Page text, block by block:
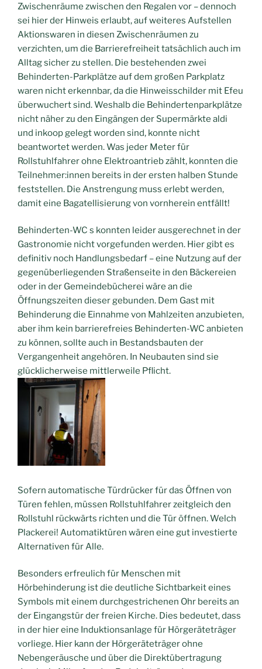
Zwischenräume zwischen den Regalen vor – dennoch
sei hier der Hinweis erlaubt, auf weiteres Aufstellen
Aktionswaren in diesen Zwischenräumen zu
verzichten, um die Barrierefreiheit tatsächlich auch im
Alltag sicher zu stellen. Die bestehenden zwei
Behinderten-Parkplätze auf dem großen Parkplatz
waren nicht erkennbar, da die Hinweisschilder mit Efeu
überwuchert sind. Weshalb die Behindertenparkplätze
nicht näher zu den Eingängen der Supermärkte aldi
und inkoop gelegt worden sind, konnte nicht
beantwortet werden. Was jeder Meter für
Rollstuhlfahrer ohne Elektroantrieb zählt, konnten die
Teilnehmer:innen bereits in der ersten halben Stunde
feststellen. Die Anstrengung muss erlebt werden,
damit eine Bagatellisierung von vornherein entfällt!
Behinderten-WC s konnten leider ausgerechnet in der
Gastronomie nicht vorgefunden werden. Hier gibt es
definitiv noch Handlungsbedarf – eine Nutzung auf der
gegenüberliegenden Straßenseite in den Bäckereien
oder in der Gemeindebücherei wäre an die
Öffnungszeiten dieser gebunden. Dem Gast mit
Behinderung die Einnahme von Mahlzeiten anzubieten,
aber ihm kein barrierefreies Behinderten-WC anbieten
zu können, sollte auch in Bestandsbauten der
Vergangenheit angehören. In Neubauten sind sie
glücklicherweise mittlerweile Pflicht.
Sofern automatische Türdrücker für das Öffnen von
Türen fehlen, müssen Rollstuhlfahrer zeitgleich den
Rollstuhl rückwärts richten und die Tür öffnen. Welch
Plackerei! Automatiktüren wären eine gut investierte
Alternativen für Alle.
Besonders erfreulich für Menschen mit
Hörbehinderung ist die deutliche Sichtbarkeit eines
Symbols mit einem durchgestrichenen Ohr bereits an
der Eingangstür der freien Kirche. Dies bedeutet, dass
in der hier eine Induktionsanlage für Hörgeräteträger
vorliege. Hier kann der Hörgeräteträger ohne
Nebengeräusche und über die Direktübertragung